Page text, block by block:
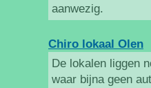
aanwezig.
Chiro lokaal Olen
De lokalen liggen
waar bijna geen